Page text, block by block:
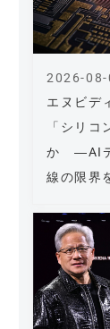
エヌビデ
「シリ
か ―AIデ
線の限界
2026-08-